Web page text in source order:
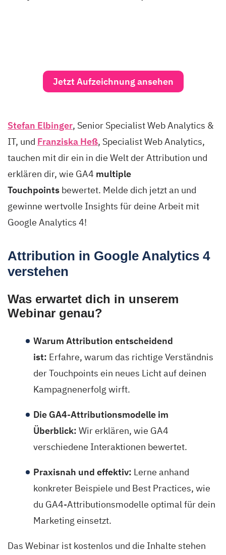
Jetzt Aufzeichnung ansehen
Stefan Elbinger, Senior Specialist Web Analytics &
IT, und Franziska Heß, Specialist Web Analytics,
tauchen mit dir ein in die Welt der Attribution und
erklären dir, wie GA4 multiple
Touchpoints bewertet. Melde dich jetzt an und
gewinne wertvolle Insights für deine Arbeit mit
Google Analytics 4!
Attribution in Google Analytics 4
verstehen
Was erwartet dich in unserem
Webinar genau?
Warum Attribution entscheidend
ist: Erfahre, warum das richtige Verständnis
der Touchpoints ein neues Licht auf deinen
Kampagnenerfolg wirft.
Die GA4-Attributionsmodelle im
Überblick: Wir erklären, wie GA4
verschiedene Interaktionen bewertet.
Praxisnah und effektiv: Lerne anhand
konkreter Beispiele und Best Practices, wie
du GA4-Attributionsmodelle optimal für dein
Marketing einsetzt.
Das Webinar ist kostenlos und die Inhalte stehen